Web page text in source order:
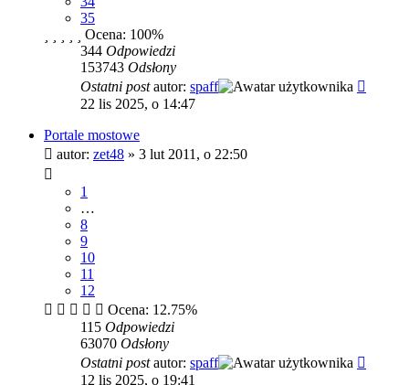
35
Ocena: 100%
344 Odpowiedzi
153743 Odsłony
Ostatni postautor: spaff
22 lis 2025, o 14:47
Portale mostowe
autor: zet48 » 3 lut 2011, o 22:50
1
…
8
9
10
11
12
Ocena: 12.75%
115 Odpowiedzi
63070 Odsłony
Ostatni postautor: spaff
12 lis 2025, o 19:41